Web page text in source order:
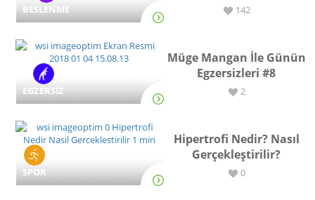
BESLENME 142
EGZERSİZ
Müge Mangan İle Günün
Egzersizleri #8
2
SPOR
Hipertrofi Nedir? Nasıl
Gerçekleştirilir?
0